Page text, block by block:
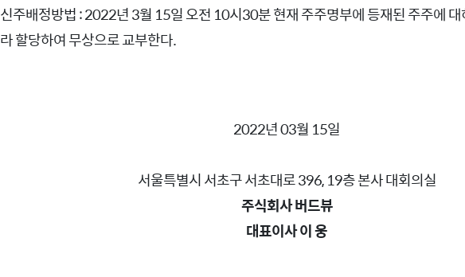
신주배정방법 : 2022년 3월 15일 오전 10시30분 현재 주주명부에 등재된 주주에
라 할당하여 무상으로 교부한다.
2022년 03월 15일
서울특별시 서초구 서초대로 396, 19층 본사 대회의실
주식회사 버드뷰
대표이사 이 웅